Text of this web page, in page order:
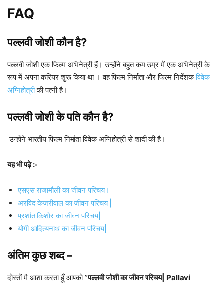
FAQ
पल्लवी जोशीकौन है?
पल्लवी जोशी एक फिल्म अभिनेत्री हैं। उन्होंने बहुत कम उम्र में एक अभिनेत्री के
रूप में अपना करियर शुरू किया था । वह फिल्म निर्माता और फिल्म निर्देशकविवेक
अग्निहोत्रीकी पत्नी है।
पल्लवी जोशी के पति कौन है?
उन्होंने भारतीय फिल्म निर्माता विवेक अग्निहोत्री से शादी की है।
यह भी पढ़े :-
एसएस राजामौली का जीवन परिचय।
अरविंद केजरीवाल का जीवन परिचय |
प्रशांत किशोर का जीवन परिचय|
योगी आदित्यनाथ का जीवन परिचय|
अंतिम कुछ शब्द –
दोस्तों मै आशा करता हूँ आपको ”पल्लवी जोशी का जीवन परिचय| Pallavi